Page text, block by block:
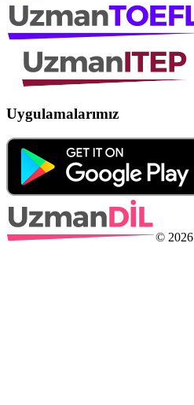
Uygulamalarımız
© 2026